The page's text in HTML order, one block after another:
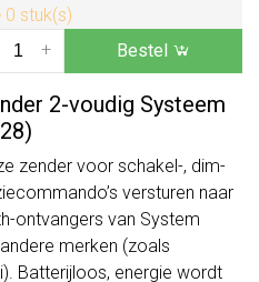
0 stuk(s)
+ Bestel
2-voudig Systeem
zender voor schakel-, dim-
versturen naar
ontvangers van System
merken (zoals
Batterijloos, energie wordt